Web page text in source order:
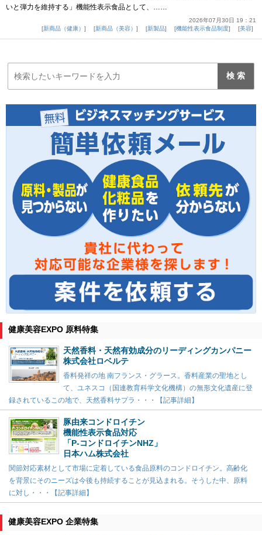
いと弾力を維持する」機能性表示食品として、……
2026年07月30日 19：21
新商品（健康）
新商品（美容） 新製品 機能性表示食品制度 美容
健康美容EXPO 原料特集
天然香料・天然有効成分のリーディングカンパニー
株式会社ロベルテ
香料発祥の地 南フランス・グラース。香料産業の聖地とし
て、ユネスコ（国連教育科学文化機構）の無形文化遺産に登
録されているこの地で、天然香料サプラ・・・【記事詳細】
豚由来コンドロイチン
機能性表示食品対応
「P-コンドロイチンNHZ」
日本ハム株式会社
関節対応素材として市場に定着している食品原料のコンドロイチン。高齢化
を背景にそのニーズは今後も持続することが見込まれる。そうした中、原料
に対し・・・【記事詳細】
健康美容EXPO 企業特集